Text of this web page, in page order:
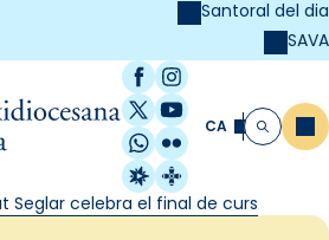
Santoral del dia
SAVA
Facebook
Instagram
X / Twitter
YouTube
WhatsApp
Flickr
Radio Estel
Catalunya
CA Cerca
Seglar celebra el final de curs